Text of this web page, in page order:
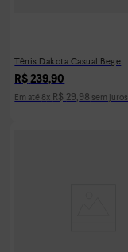
Tênis Dakota Casual Bege
R$ 239,90
Em até 8x R$ 29,98 sem juros